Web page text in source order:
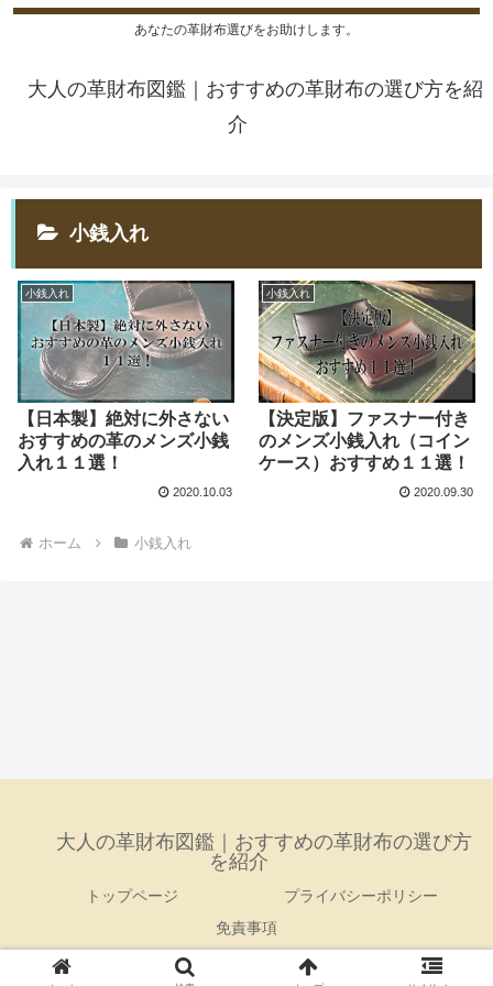
あなたの革財布選びをお助けします。
大人の革財布図鑑｜おすすめの革財布の選び方を紹
介
小銭入れ
小銭入れ
【日本製】絶対に外さない
おすすめの革のメンズ小銭
入れ１１選！
2020.10.03
小銭入れ
【決定版】ファスナー付き
のメンズ小銭入れ（コイン
ケース）おすすめ１１選！
2020.09.30
ホーム 小銭入れ
大人の革財布図鑑｜おすすめの革財布の選び方
を紹介
トップページ
プライバシーポリシー
免責事項
© 2020 大人の革財布図鑑｜おすすめの革財布の選び方を紹介.